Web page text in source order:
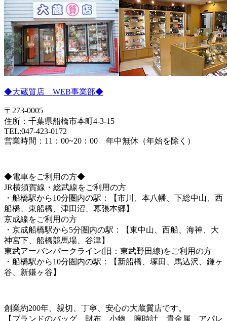
◆大蔵質店 WEB事業部◆
〒273-0005
住所：千葉県船橋市本町4-3-15
TEL:047-423-0172
営業時間：11：00~20：00 年中無休（年始を除く）
◆電車をご利用の方◆
JR横須賀線・総武線をご利用の方
・船橋駅から10分圏内の駅：【市川、本八幡、下総中山、西
船橋、東船橋、津田沼、幕張本郷】
京成線をご利用の方
・京成船橋駅から5分圏内の駅：【東中山、西船、海神、大
神宮下、船橋競馬場、谷津】
東武アーバンパークライン(旧：東武野田線)をご利用の方
・船橋駅から10分圏内の駅：【新船橋、塚田、馬込沢、鎌ヶ
谷、新鎌ヶ谷】
創業約200年、親切、丁寧、安心の大蔵質店です。
【ブランドのバッグ、財布、小物、腕時計、貴金属、アパレ